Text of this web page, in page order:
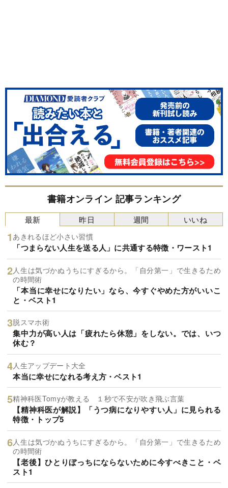
書籍オンライン 記事ランキング
最新
あきれるほど小さい習慣
「つまらない人生を送る人」に共通する特徴・ワースト1
人生は気づかぬうちにすぎるから。「自分第一」で生きるため
の時間術
「本当に幸せになりたい」なら、今すぐやめた方がいいこ
と・ベスト1
脱スマホ術
集中力が高い人は「疲れたら休憩」をしない。では、いつ
休む？
人生アップデート大全
本当に幸せになれる考え方・ベスト1
精神科医Tomyが教える １秒で不安が吹き飛ぶ言葉
【精神科医が解説】「うつ病になりやすい人」に見られる
特徴・トップ5
人生は気づかぬうちにすぎるから。「自分第一」で生きるため
の時間術
【老後】ひとりぼっちにならないために今すべきこと・ベ
スト1
昨日 週間 いいね